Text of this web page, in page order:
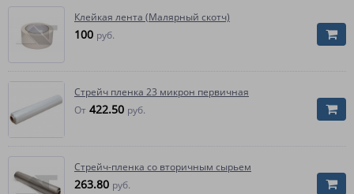
Клейкая лента (Малярный скотч)
100 руб.
Стрейч пленка 23 микрон первичная
От 422.50 руб.
Стрейч-пленка со вторичным сырьем
263.80 руб.